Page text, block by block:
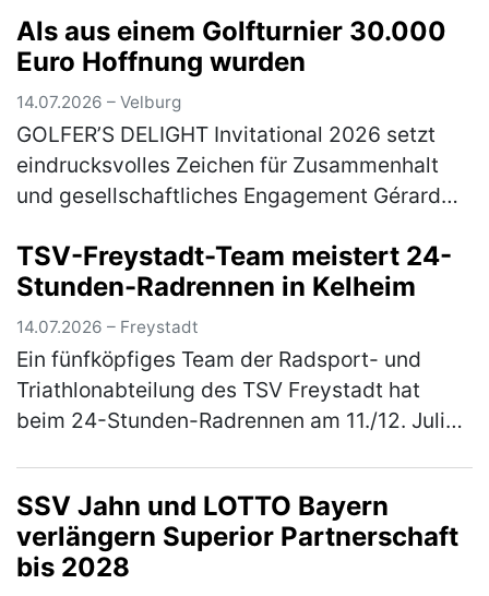
31-Jährige beim TSV 1860 Mün… (mehr)
Als aus einem Golfturnier 30.000
Euro Hoffnung wurden
14.07.2026 – Velburg
GOLFER’S DELIGHT Invitational 2026 setzt
eindrucksvolles Zeichen für Zusammenhalt
und gesellschaftliches Engagement Gérard
Pawlewitz (1. Vorsitzender Go…(mehr)
TSV-Freystadt-Team meistert 24-
Stunden-Radrennen in Kelheim
14.07.2026 – Freystadt
Ein fünfköpfiges Team der Radsport- und
Triathlonabteilung des TSV Freystadt hat
beim 24-Stunden-Radrennen am 11./12. Juli
SSV Jahn und LOTTO Bayern
verlängern Superior Partnerschaft
bis 2028